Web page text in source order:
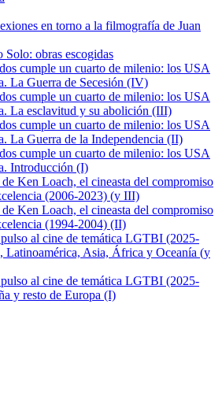
en torno a la filmografía de Juan
Solo: obras escogidas
cumple un cuarto de milenio: los USA
La Guerra de Secesión (IV)
cumple un cuarto de milenio: los USA
La esclavitud y su abolición (III)
cumple un cuarto de milenio: los USA
La Guerra de la Independencia (II)
cumple un cuarto de milenio: los USA
Introducción (I)
Ken Loach, el cineasta del compromiso
(2006-2023) (y III)
Ken Loach, el cineasta del compromiso
(1994-2004) (II)
al cine de temática LGTBI (2025-
Latinoamérica, Asia, África y Oceanía (y
al cine de temática LGTBI (2025-
y resto de Europa (I)